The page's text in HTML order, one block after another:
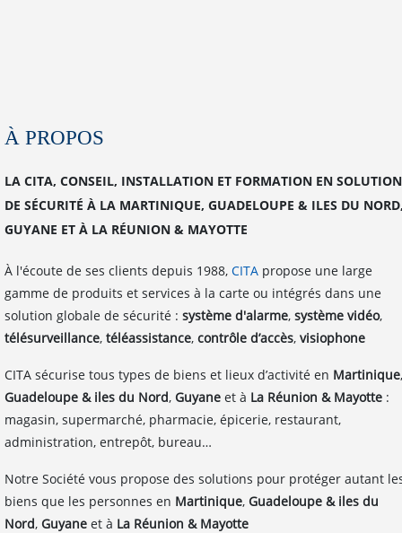
À PROPOS
LA CITA, CONSEIL, INSTALLATION ET FORMATION EN
DE SÉCURITÉ À LA MARTINIQUE, GUADELOUPE & ILES DU
GUYANE ET À LA RÉUNION & MAYOTTE
À l'écoute de ses clients depuis 1988, CITA propose une large
gamme de produits et services à la carte ou intégrés dans une
solution globale de sécurité : système d'alarme, système vidéo,
télésurveillance, téléassistance, contrôle d’accès, visiophone
CITA sécurise tous types de biens et lieux d’activité en Martinique,
Guadeloupe & iles du Nord, Guyane et à La Réunion & Mayotte :
magasin, supermarché, pharmacie, épicerie, restaurant,
administration, entrepôt, bureau…
Notre Société vous propose des solutions pour protéger autant
biens que les personnes en Martinique, Guadeloupe & iles du
Nord, Guyane et à La Réunion & Mayotte